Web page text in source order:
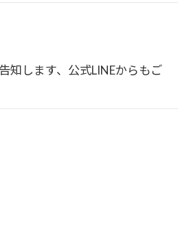
知します、公式LINEからもご